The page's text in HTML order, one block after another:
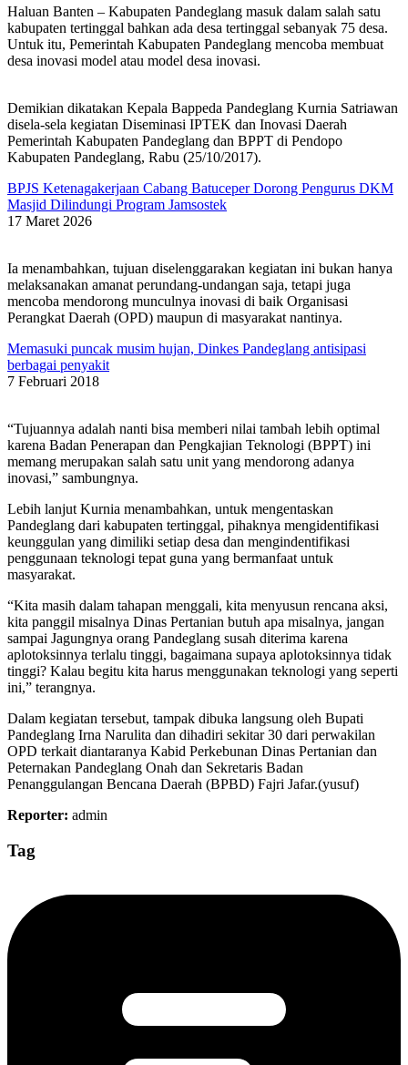
Haluan Banten – Kabupaten Pandeglang masuk dalam salah satu
kabupaten tertinggal bahkan ada desa tertinggal sebanyak 75 desa.
Untuk itu, Pemerintah Kabupaten Pandeglang mencoba membuat
desa inovasi model atau model desa inovasi.
Demikian dikatakan Kepala Bappeda Pandeglang Kurnia Satriawan
disela-sela kegiatan Diseminasi IPTEK dan Inovasi Daerah
Pemerintah Kabupaten Pandeglang dan BPPT di Pendopo
Kabupaten Pandeglang, Rabu (25/10/2017).
BPJS Ketenagakerjaan Cabang Batuceper Dorong Pengurus DKM
Masjid Dilindungi Program Jamsostek
17 Maret 2026
Ia menambahkan, tujuan diselenggarakan kegiatan ini bukan hanya
melaksanakan amanat perundang-undangan saja, tetapi juga
mencoba mendorong munculnya inovasi di baik Organisasi
Perangkat Daerah (OPD) maupun di masyarakat nantinya.
Memasuki puncak musim hujan, Dinkes Pandeglang antisipasi
berbagai penyakit
7 Februari 2018
“Tujuannya adalah nanti bisa memberi nilai tambah lebih optimal
karena Badan Penerapan dan Pengkajian Teknologi (BPPT) ini
memang merupakan salah satu unit yang mendorong adanya
inovasi,” sambungnya.
Lebih lanjut Kurnia menambahkan, untuk mengentaskan
Pandeglang dari kabupaten tertinggal, pihaknya mengidentifikasi
keunggulan yang dimiliki setiap desa dan mengindentifikasi
penggunaan teknologi tepat guna yang bermanfaat untuk
masyarakat.
“Kita masih dalam tahapan menggali, kita menyusun rencana aksi,
kita panggil misalnya Dinas Pertanian butuh apa misalnya, jangan
sampai Jagungnya orang Pandeglang susah diterima karena
aplotoksinnya terlalu tinggi, bagaimana supaya aplotoksinnya tidak
tinggi? Kalau begitu kita harus menggunakan teknologi yang seperti
ini,” terangnya.
Dalam kegiatan tersebut, tampak dibuka langsung oleh Bupati
Pandeglang Irna Narulita dan dihadiri sekitar 30 dari perwakilan
OPD terkait diantaranya Kabid Perkebunan Dinas Pertanian dan
Peternakan Pandeglang Onah dan Sekretaris Badan
Penanggulangan Bencana Daerah (BPBD) Fajri Jafar.(yusuf)
Reporter: admin
Tag